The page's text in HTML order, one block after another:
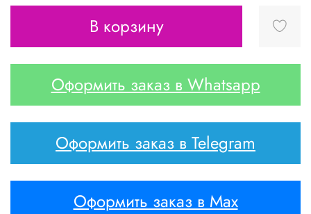
В корзину
Оформить заказ в Whatsapp
Оформить заказ в Telegram
Оформить заказ в Max